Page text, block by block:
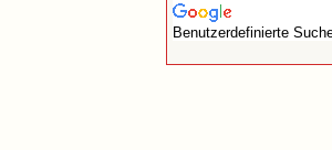
Benutzerdefinierte